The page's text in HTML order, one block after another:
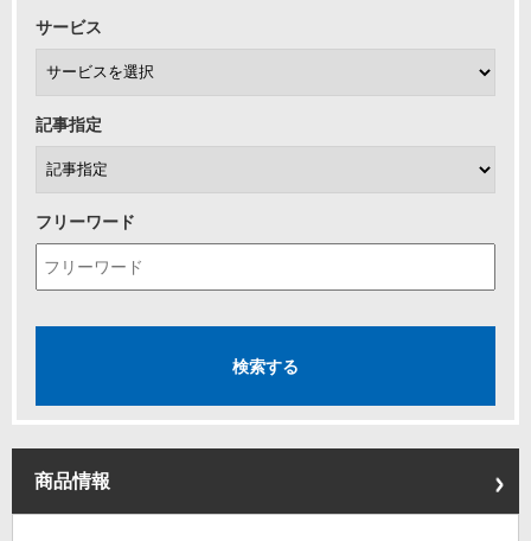
サービス
記事指定
フリーワード
商品情報